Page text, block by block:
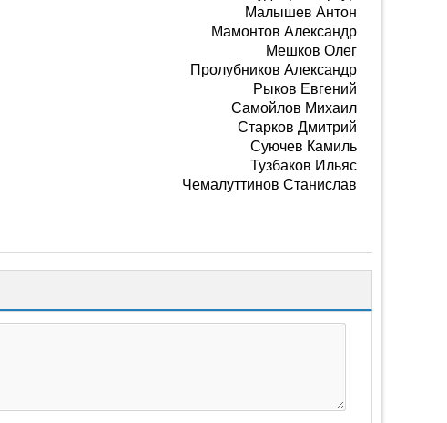
Малышев Антон
Мамонтов Александр
Мешков Олег
Пролубников Александр
Рыков Евгений
Самойлов Михаил
Старков Дмитрий
Суючев Камиль
Тузбаков Ильяс
Чемалуттинов Станислав